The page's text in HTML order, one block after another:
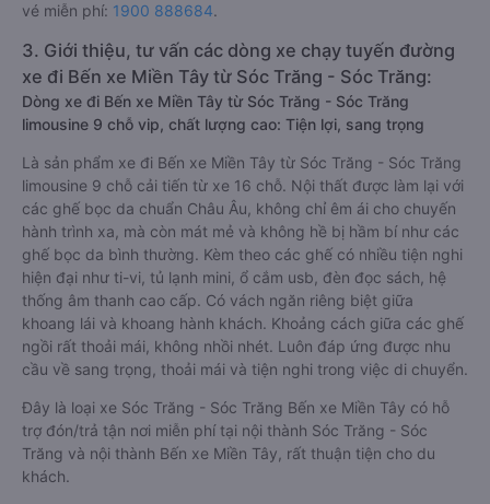
vé miễn phí: 1900 888684.
3. Giới thiệu, tư vấn các dòng xe chạy tuyến đường
xe đi Bến xe Miền Tây từ Sóc Trăng - Sóc Trăng:
Dòng xe đi Bến xe Miền Tây từ Sóc Trăng - Sóc Trăng
limousine 9 chỗ vip, chất lượng cao: Tiện lợi, sang trọng
Là sản phẩm xe đi Bến xe Miền Tây từ Sóc Trăng - Sóc Trăng
limousine 9 chỗ cải tiến từ xe 16 chỗ. Nội thất được làm lại với
các ghế bọc da chuẩn Châu Âu, không chỉ êm ái cho chuyến
hành trình xa, mà còn mát mẻ và không hề bị hầm bí như các
ghế bọc da bình thường. Kèm theo các ghế có nhiều tiện nghi
hiện đại như ti-vi, tủ lạnh mini, ổ cắm usb, đèn đọc sách, hệ
thống âm thanh cao cấp. Có vách ngăn riêng biệt giữa
khoang lái và khoang hành khách. Khoảng cách giữa các ghế
ngồi rất thoải mái, không nhồi nhét. Luôn đáp ứng được nhu
cầu về sang trọng, thoải mái và tiện nghi trong việc di chuyển.
Đây là loại xe Sóc Trăng - Sóc Trăng Bến xe Miền Tây có hỗ
trợ đón/trả tận nơi miễn phí tại nội thành Sóc Trăng - Sóc
Trăng và nội thành Bến xe Miền Tây, rất thuận tiện cho du
khách.